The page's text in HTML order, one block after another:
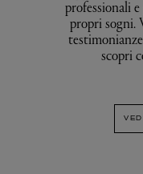
professionali
propri sogni.
scopri